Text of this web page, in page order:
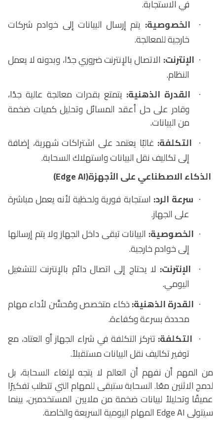
في الاستجابة.
· الخصوصية: يتم إرسال البيانات إلى خوادم شركات
خارجية للمعالجة.
· الإنترنت: الاتصال بالإنترنت ضروري جدًا، وبدونه لا يعمل
النظام.
· القدرة الذهنية: يتمتع بقدرات معالجة عالية جدًا،
وقادر على حل أعقد المسائل وتحليل كميات ضخمة
من البيانات.
· التكلفة: غالبًا يعتمد على اشتراكات شهرية، إضافة
إلى تكاليف نقل البيانات واستهلاك السحابة.
الذكاء الاصطناعي على الأجهزة(Edge AI)
· سرعة الرد: استجابة فورية ولحظية لأنه يعمل مباشرة
على الجهاز.
· الخصوصية: البيانات تبقى داخل الجهاز ولا يتم إرسالها
إلى خوادم خارجية.
· الإنترنت: لا يحتاج إلى اتصال دائم بالإنترنت للتشغيل
اليومي.
· القدرة الذهنية:ذكاء متخصص ومُحسَّن لأداء مهام
محددة بسرعة وكفاءة.
· التكلفة: تتركز التكلفة في شراء الجهاز أو العتاد، مع
توفير تكاليف نقل البيانات مستقبلاً.
من المهم أن نفهم أن العالم لا يتجه لإلغاء السحابة، بل
لدمج الاثنين معًا. السحابة ستبقى للمهام التي تتطلب تفكيرًا
عميقًا وتحليلاً لبيانات ضخمة من ملايين المستخدمين، بينما
سيتولىEdge AI المهام اليومية السريعة والخاصة.